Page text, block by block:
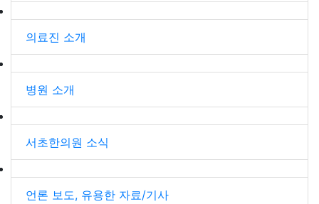
의료진 소개
병원 소개
서초한의원 소식
언론 보도, 유용한 자료/기사